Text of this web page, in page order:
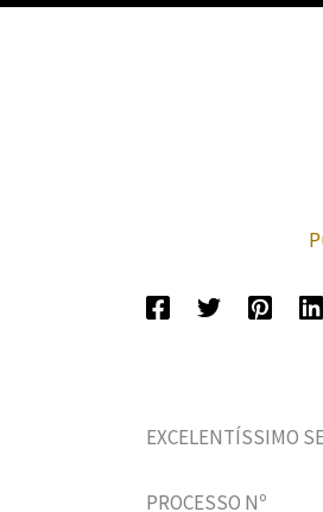
EXCELENTÍSSIMO
PROCESSO Nº